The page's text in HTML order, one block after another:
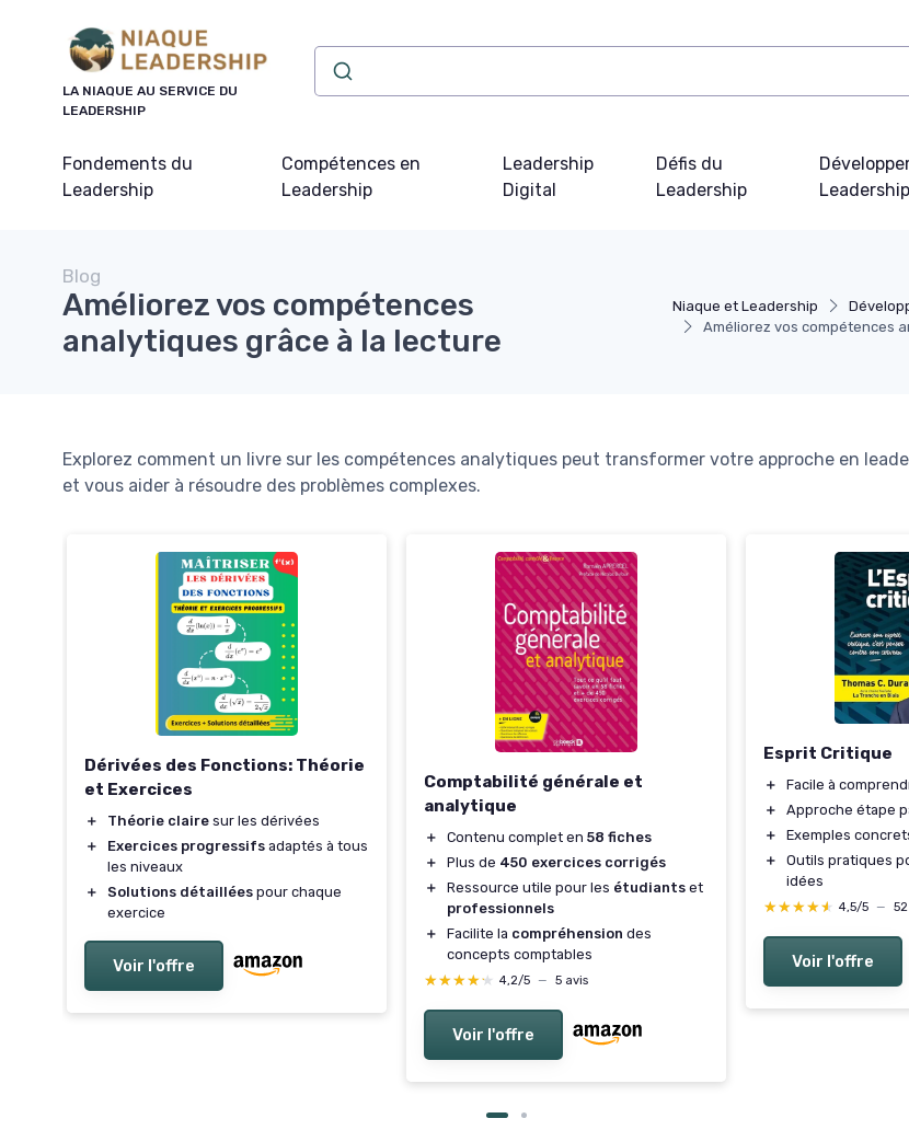
LA NIAQUE AU SERVICE DU
LEADERSHIP
Fondements du
Leadership
Compétences en
Leadership
Leadership
Digital
Défis du
Leadership
Leadership
Niaque et Leadership
Améliorez vos compétences
Blog
Améliorez vos compétences
analytiques grâce à la lecture
Explorez comment un livre sur les compétences analytiques peut transformer votre approche en
et vous aider à résoudre des problèmes complexes.
Dérivées des Fonctions: Théorie
et Exercices
＋ Théorie claire sur les dérivées
＋
Exercices progressifs adaptés à tous
les niveaux
＋
Solutions détaillées pour chaque
exercice
Voir l'offre
Comptabilité générale et
analytique
＋ Contenu complet en 58 fiches
＋
Plus de 450 exercices corrigés
＋
Ressource utile pour les étudiants et
professionnels
＋
Facilite la compréhension des
concepts comptables
★★★★★
★★★★★ 4,2/5 — 5 avis
Voir l'offre
Esprit Critique
＋
Facile à
＋
Approche étape
＋
Exemples
＋
Outils pratiques
idées
★★★★★
★★★★★ 4,5/5 —
Voir l'offre